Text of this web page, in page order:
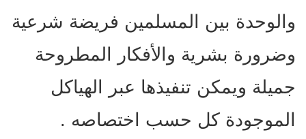
والوحدة بين المسلمين فريضة شرعية
وضرورة بشرية والأفكار المطروحة
جميلة ويمكن تنفيذها عبر الهياكل
الموجودة كل حسب اختصاصه .